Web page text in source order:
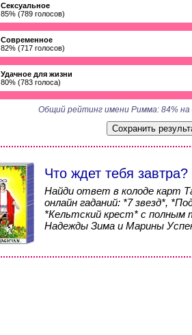
Сексуальное
85% (789 голосов)
Современное
82% (717 голосов)
Удачное для жизни
80% (783 голоса)
Общий рейтинг имени Римма: 84% на
Что ждет тебя завтра?
Найди ответ в колоде карт
онлайн гаданий: *7 звезд*,
*Кельтский крест* с полным
Надежды Зима и Марины